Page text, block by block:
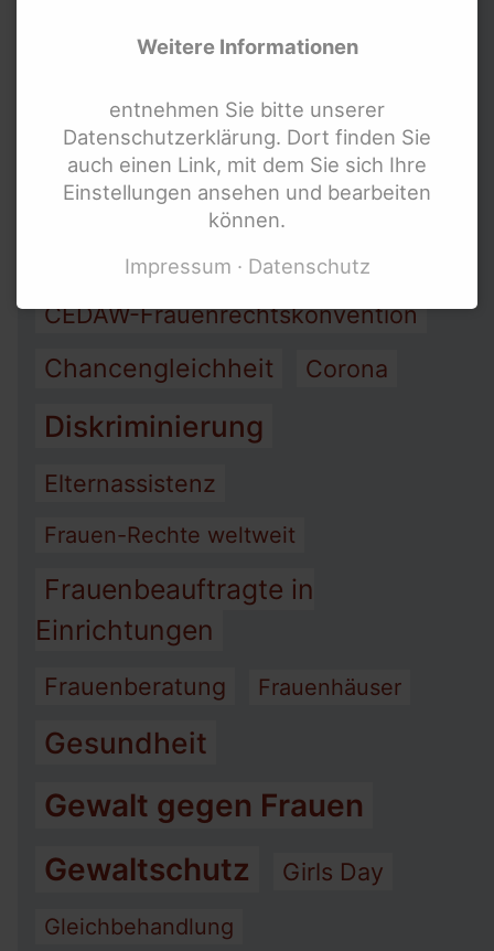
Armut
Barrierefreiheit
Bewegung behinderter Frauen
Bundesteilhabegesetz (BTHG)
CEDAW-Frauenrechtskonvention
Chancengleichheit Corona
Diskriminierung
Elternassistenz
Frauen-Rechte weltweit
Frauenbeauftragte in
Einrichtungen
Frauenberatung Frauenhäuser
Gesundheit
Gewalt gegen Frauen
Gewaltschutz
Girls Day
Gleichbehandlung
Weitere Informationen
entnehmen Sie bitte unserer
Datenschutzerklärung. Dort finden Sie
auch einen Link, mit dem Sie sich Ihre
Einstellungen ansehen und bearbeiten
können.
Impressum
Datenschutz